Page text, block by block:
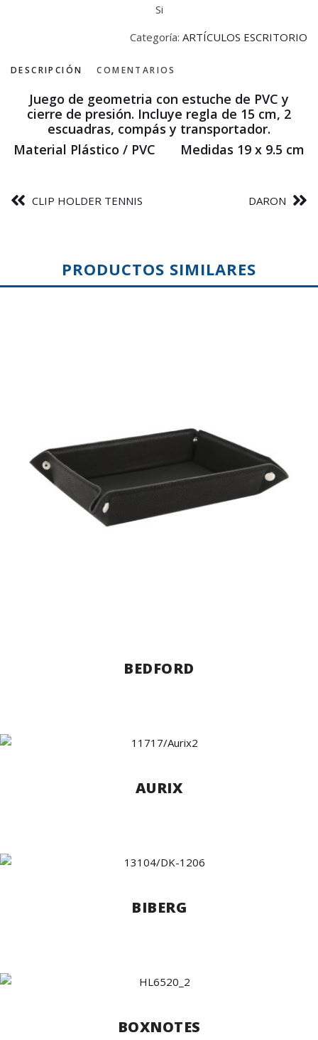
Si
Categoría: ARTÍCULOS ESCRITORIO
DESCRIPCIÓN COMENTARIOS
Juego de geometria con estuche de PVC y
cierre de presión. Incluye regla de 15 cm, 2
escuadras, compás y transportador.
Material Plástico / PVC Medidas 19 x 9.5 cm
CLIP HOLDER TENNIS DARON
PRODUCTOS SIMILARES
BEDFORD
AURIX
BIBERG
BOXNOTES